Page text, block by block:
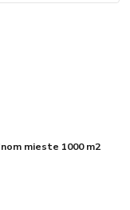
mieste 1000 m2